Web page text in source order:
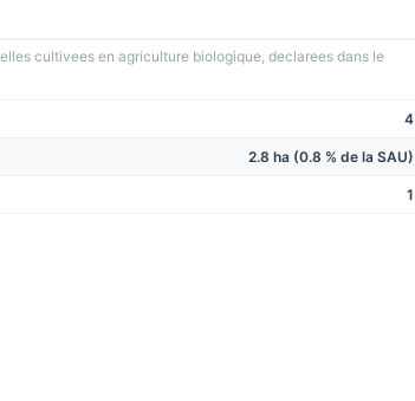
cultivees en agriculture biologique, declarees dans le
4
2.8 ha (0.8 % de la SAU)
1